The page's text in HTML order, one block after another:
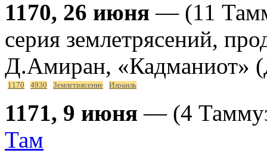
1170, 26 июня — (11
серия землетрясений,
Д.Амиран, «Кадманиот»
1170 4930 Землетрясение Израиль
1171, 9 июня — (4
Там